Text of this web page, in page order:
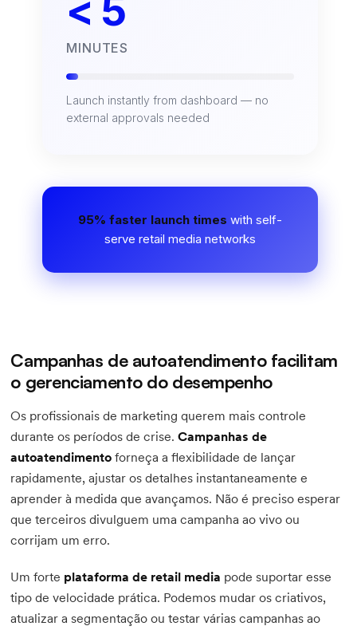
< 5
MINUTES
Launch instantly from dashboard — no
external approvals needed
95% faster launch times with self-
serve retail media networks
Campanhas de autoatendimento facilitam
o gerenciamento do desempenho
Os profissionais de marketing querem mais controle
durante os períodos de crise.Campanhas de
autoatendimento forneça a flexibilidade de lançar
rapidamente, ajustar os detalhes instantaneamente e
aprender à medida que avançamos. Não é preciso esperar
que terceiros divulguem uma campanha ao vivo ou
corrijam um erro.
Um forte plataforma de retail media pode suportar esse
tipo de velocidade prática. Podemos mudar os criativos,
atualizar a segmentação ou testar várias campanhas ao